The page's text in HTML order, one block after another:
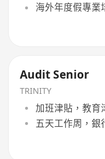
海外年度假專業
Audit Senior
TRINITY
加班津貼，教育
五天工作周，銀